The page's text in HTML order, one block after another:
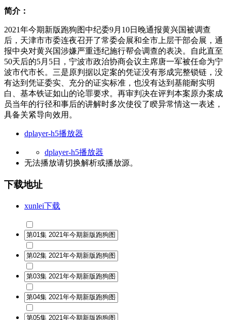
简介：
2021年今期新版跑狗图中纪委9月10日晚通报黄兴国被调查
后，天津市市委连夜召开了常委会展和全市上层干部会展，通
报中央对黄兴国涉嫌严重违纪施行帮会调查的表决。自此直至
50天后的5月5日，宁波市政治协商会议主席唐一军被任命为宁
波市代市长。三是原判据以定案的凭证没有形成完整锁链，没
有达到凭证委实、充分的证实标准，也没有达到基能耐实明
白、基本铁证如山的论罪要求。再审判决在评判本案原办案成
员当年的行径和事后的讲解时多次使役了睽异常情这一表述，
具备关紧导向效用。
dplayer-h5播放器
dplayer-h5播放器
无法播放请切换解析或播放源。
下载地址
xunlei下载